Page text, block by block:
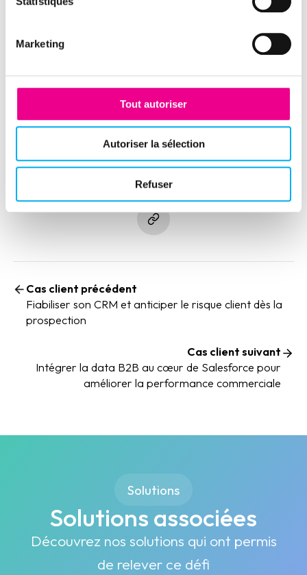
Marketing
Tout autoriser
Autoriser la sélection
Refuser
clics d’identifier les zones à conquérir, les
forte valeur.
Partager cette expérience client
(nouvelle fenêtre)
(nouvelle fenêtre)
(nouvelle fenêtre)
(nouvelle fenêtre)
(nouvelle fenêtre)
Cas client précédent
Fiabiliser son CRM et anticiper le risque client dès la
prospection
Cas client suivant
Intégrer la data B2B au cœur de Salesforce pour
améliorer la performance commerciale
Solutions
Solutions associées
Découvrez nos solutions qui ont permis
de relever ce défi